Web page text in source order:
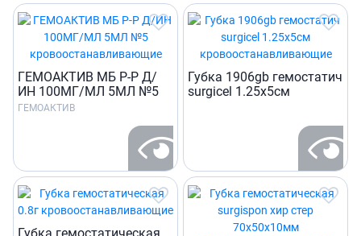
ГЕМОАКТИВ МБ Р-Р Д/
ИН 100МГ/МЛ 5МЛ №5
ГЕМОАКТИВ
Губка 1906gb гемостатич
surgicel 1.25x5см